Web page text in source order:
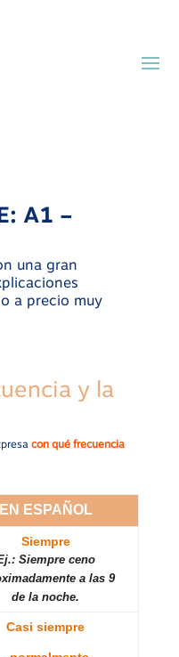
A1 –
una gran
a precio muy
y la
con qué frecuencia
EN ESPAÑOL
Siempre
Siempre ceno
a las 9
de la noche.
Casi siempre